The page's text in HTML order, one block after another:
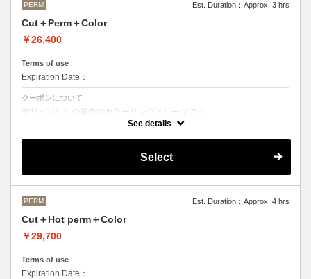
PERM Est. Duration：Approx. 3 hrs
Cut＋Perm＋Color
￥26,400
Terms of use
Expiration Date：
クーポンについて
デザインなしの単色のカラーリングとパーマです。
マ、ツイストパーマなどをご希望の方は最終受付時間が変わるため、別
●カラーリングは髪の長さにより別途ロング料金を頂戴いたします。
See details
Select
PERM Est. Duration：Approx. 4 hrs
Cut＋Hot perm＋Color
￥29,700
Terms of use
Expiration Date：